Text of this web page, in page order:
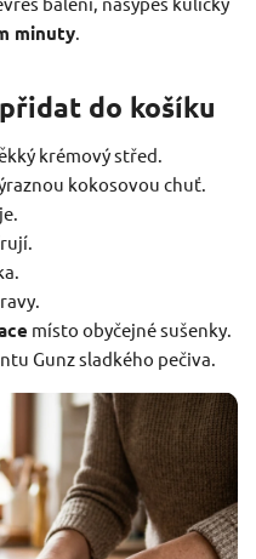
minuty
do košíku
krémový střed.
kokosovou chuť.
místo obyčejné sušenky.
Gunz sladkého pečiva.